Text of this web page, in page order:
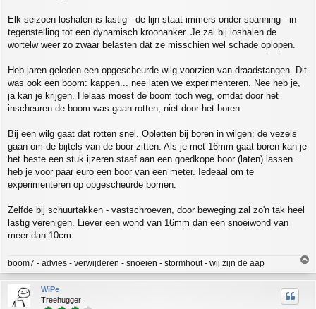
Elk seizoen loshalen is lastig - de lijn staat immers onder spanning - in
tegenstelling tot een dynamisch kroonanker. Je zal bij loshalen de
wortelw weer zo zwaar belasten dat ze misschien wel schade oplopen.
Heb jaren geleden een opgescheurde wilg voorzien van draadstangen. Dit
was ook een boom: kappen... nee laten we experimenteren. Nee heb je,
ja kan je krijgen. Helaas moest de boom toch weg, omdat door het
inscheuren de boom was gaan rotten, niet door het boren.
Bij een wilg gaat dat rotten snel. Opletten bij boren in wilgen: de vezels
gaan om de bijtels van de boor zitten. Als je met 16mm gaat boren kan je
het beste een stuk ijzeren staaf aan een goedkope boor (laten) lassen.
heb je voor paar euro een boor van een meter. Iedeaal om te
experimenteren op opgescheurde bomen.
Zelfde bij schuurtakken - vastschroeven, door beweging zal zo'n tak heel
lastig verenigen. Liever een wond van 16mm dan een snoeiwond van
meer dan 10cm.
boom7 - advies - verwijderen - snoeien - stormhout - wij zijn de aap
o
p
WiPe
Treehugger